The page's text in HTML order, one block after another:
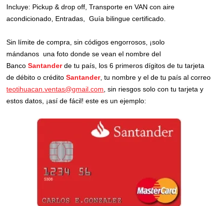
Incluye: Pickup & drop off,Transporte en VAN con aire
acondicionado, Entradas, Guía bilingue certificado.
Sin límite de compra, sin códigos engorrosos, ¡solo
mándanos una foto donde se vean el nombre del
BancoSantanderde tu país, los 6 primeros dígitos de tu tarjeta
de débito o créditoSantander, tu nombre y el de tu país al correo
teotihuacan.ventas@gmail.com , sin riesgos solo con tu tarjeta y
estos datos, ¡así de fácil! este es un ejemplo: